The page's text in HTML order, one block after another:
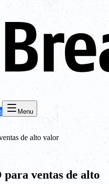
Menu
de alto valor
ventas de alto